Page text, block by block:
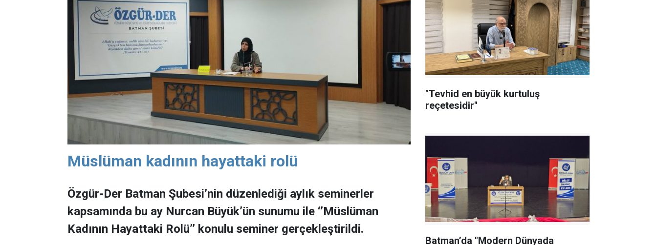
Müslüman kadının hayattaki rolü
Özgür-Der Batman Şubesi’nin düzenlediği aylık seminerler
kapsamında bu ay Nurcan Büyük’ün sunumu ile ‘’Müslüman
Kadının Hayattaki Rolü’’ konulu seminer gerçekleştirildi.
"Tevhid en büyük kurtuluş
reçetesidir"
Batman’da "Modern Dünyada